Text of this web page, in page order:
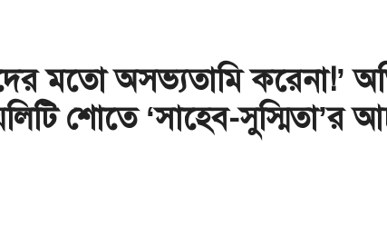
মতো অসভ্যতামি করেনা!’
শোতে ‘সাহেব-সুস্মিতা’র